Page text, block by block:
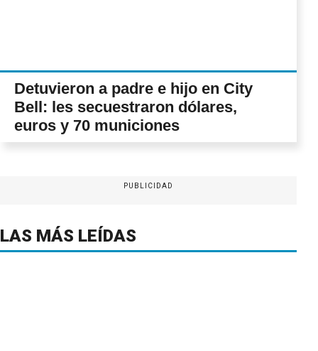
Detuvieron a padre e hijo en City
Bell: les secuestraron dólares,
euros y 70 municiones
PUBLICIDAD
LAS MÁS LEÍDAS